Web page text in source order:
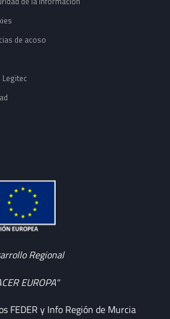
de acoso
Legitec
Regional
EUROPA"
FEDER y Info Región de Murcia